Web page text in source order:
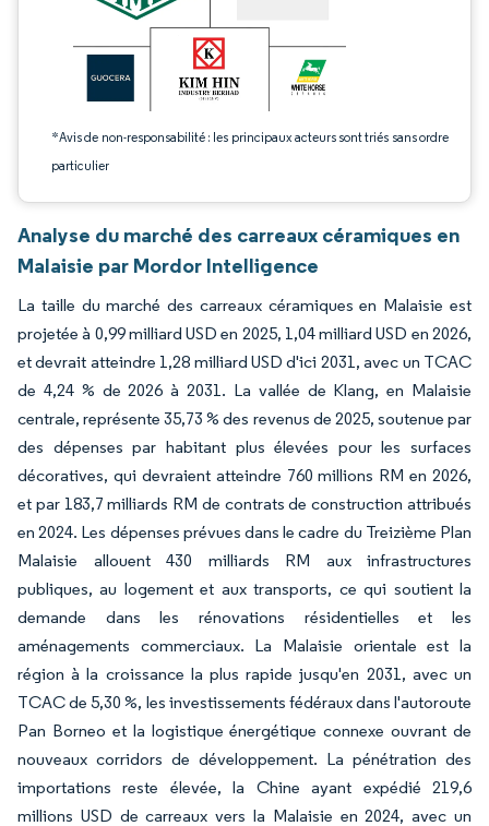
*Avis de non-responsabilité : les principaux acteurs sont triés sans ordre
particulier
Analyse du marché des carreaux céramiques en
Malaisie par Mordor Intelligence
La taille du marché des carreaux céramiques en Malaisie est
projetée à 0,99 milliard USD en 2025, 1,04 milliard USD en 2026,
et devrait atteindre 1,28 milliard USD d'ici 2031, avec un TCAC
de 4,24 % de 2026 à 2031. La vallée de Klang, en Malaisie
centrale, représente 35,73 % des revenus de 2025, soutenue par
des dépenses par habitant plus élevées pour les surfaces
décoratives, qui devraient atteindre 760 millions RM en 2026,
et par 183,7 milliards RM de contrats de construction attribués
en 2024. Les dépenses prévues dans le cadre du Treizième Plan
Malaisie allouent 430 milliards RM aux infrastructures
publiques, au logement et aux transports, ce qui soutient la
demande dans les rénovations résidentielles et les
aménagements commerciaux. La Malaisie orientale est la
région à la croissance la plus rapide jusqu'en 2031, avec un
TCAC de 5,30 %, les investissements fédéraux dans l'autoroute
Pan Borneo et la logistique énergétique connexe ouvrant de
nouveaux corridors de développement. La pénétration des
importations reste élevée, la Chine ayant expédié 219,6
millions USD de carreaux vers la Malaisie en 2024, avec un